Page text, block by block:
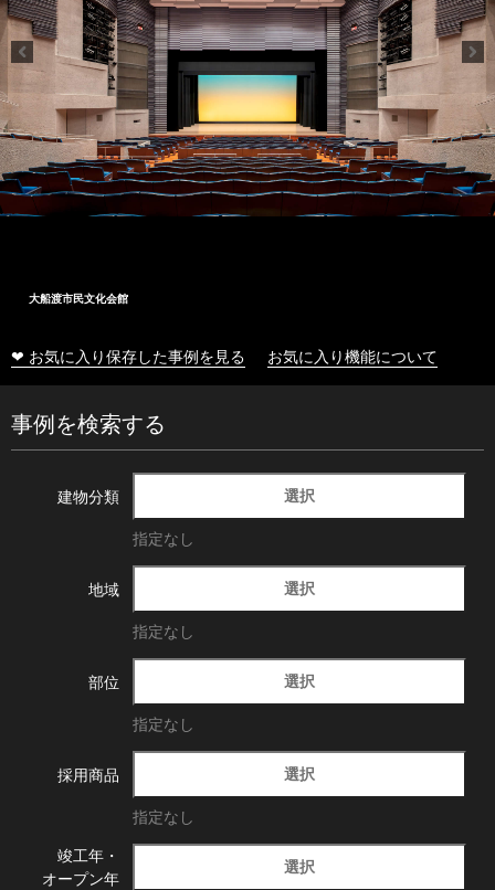
大船渡市民文化会館
❤ お気に入り保存した事例を見る お気に入り機能について
事例を検索する
建物分類 選択
指定なし
地域 選択
指定なし
部位 選択
指定なし
採用商品 選択
指定なし
竣工年・
オープン年
選択